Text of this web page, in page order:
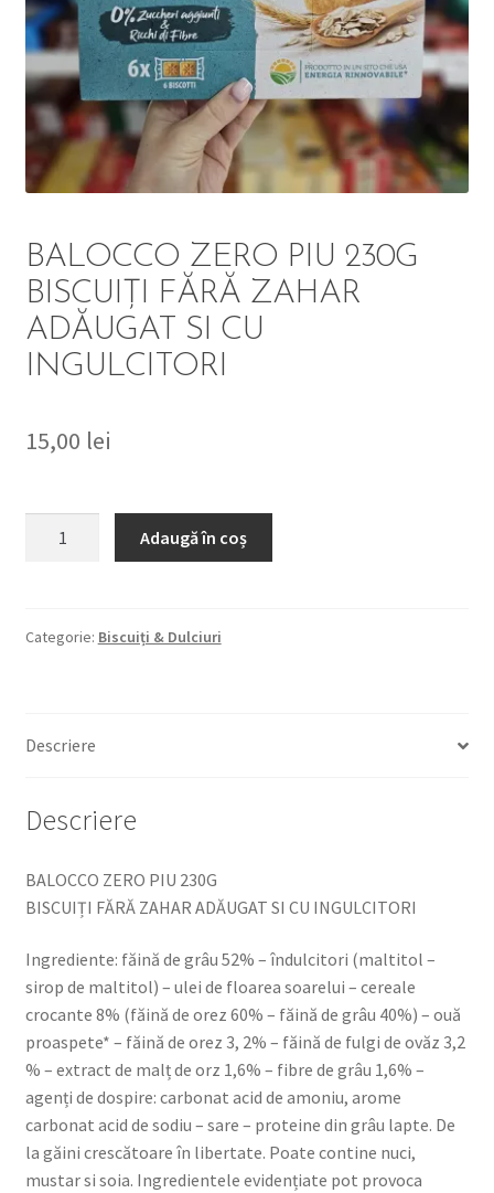
DETERGENT
SOLUȚII CURĂȚENIE
ÎNGRIJIRE
PERSONALĂ
TROLERE
ARTICOLE VOIAJ
BALOCCO ZERO PIU 230G
BISCUIȚI FĂRĂ ZAHAR
ADĂUGAT SI CU
INGULCITORI
15,00 lei
230G
ADĂUGAT
INGULCITORI
Adaugă în coș
Categorie: Biscuiți & Dulciuri
Descriere
Descriere
BALOCCO ZERO PIU 230G
BISCUIȚI FĂRĂ ZAHAR ADĂUGAT SI CU INGULCITORI
Ingrediente: făină de grâu 52% – îndulcitori (maltitol –
sirop de maltitol) – ulei de floarea soarelui – cereale
crocante 8% (făină de orez 60% – făină de grâu 40%) – ouă
proaspete* – făină de orez 3, 2% – făină de fulgi de ovăz 3,2
% – extract de malț de orz 1,6% – fibre de grâu 1,6% –
agenți de dospire: carbonat acid de amoniu, arome
carbonat acid de sodiu – sare – proteine ​​din grâu lapte. De
la găini crescătoare în libertate. Poate contine nuci,
mustar si soia. Ingredientele evidențiate pot provoca